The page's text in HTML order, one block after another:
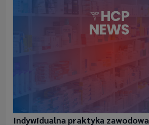
Indywidualna praktyka zawodowa